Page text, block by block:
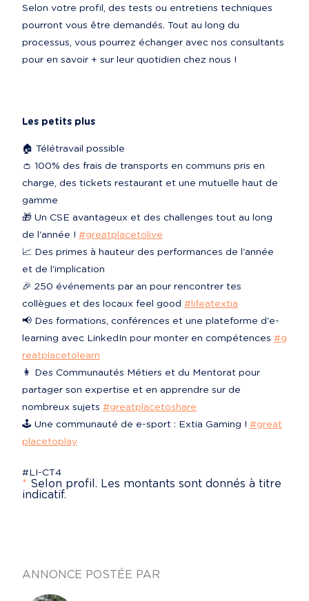
Selon votre profil, des tests ou entretiens techniques
pourront vous être demandés. Tout au long du
processus, vous pourrez échanger avec nos consultants
pour en savoir + sur leur quotidien chez nous !
Les petits plus
🏠 Télétravail possible
👛 100% des frais de transports en communs pris en
charge, des tickets restaurant et une mutuelle haut de
gamme
🎁 Un CSE avantageux et des challenges tout au long
de l'année ! #greatplacetolive
📈 Des primes à hauteur des performances de l'année
et de l'implication
🎉 250 événements par an pour rencontrer tes
collègues et des locaux feel good #lifeatextia
📢 Des formations, conférences et une plateforme d'e-
learning avec LinkedIn pour monter en compétences #g
reatplacetolearn
👩‍ Des Communautés Métiers et du Mentorat pour
partager son expertise et en apprendre sur de
nombreux sujets #greatplacetoshare
🕹️ Une communauté de e-sport : Extia Gaming ! #great
placetoplay
#LI-CT4
* Selon profil. Les montants sont donnés à titre
indicatif.
ANNONCE POSTÉE PAR